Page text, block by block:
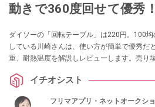
動きで360度回せて優秀
ダイソーの「回転テーブル」は220円。100
している川崎さんは、使い方が簡単で優秀だ
重、耐熱温度を解説しレビューします。売り
イチオシスト
フリマアプリ・ネットオークシ